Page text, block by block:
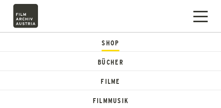
SHOP
BÜCHER
FILME
FILMMUSIK